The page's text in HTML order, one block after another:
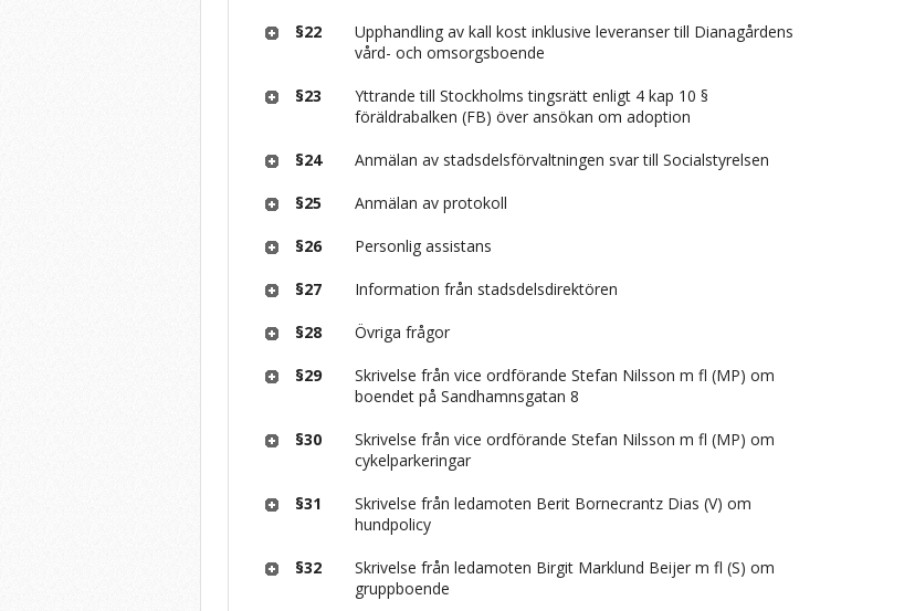
§22
Upphandling av kall kost inklusive leveranser till Dianagårdens
vård- och omsorgsboende
§23
Yttrande till Stockholms tingsrätt enligt 4 kap 10 §
föräldrabalken (FB) över ansökan om adoption
§24 Anmälan av stadsdelsförvaltningen svar till Socialstyrelsen
§25 Anmälan av protokoll
§26 Personlig assistans
§27 Information från stadsdelsdirektören
§28 Övriga frågor
§29
Skrivelse från vice ordförande Stefan Nilsson m fl (MP) om
boendet på Sandhamnsgatan 8
§30
Skrivelse från vice ordförande Stefan Nilsson m fl (MP) om
cykelparkeringar
§31
Skrivelse från ledamoten Berit Bornecrantz Dias (V) om
hundpolicy
§32
Skrivelse från ledamoten Birgit Marklund Beijer m fl (S) om
gruppboende